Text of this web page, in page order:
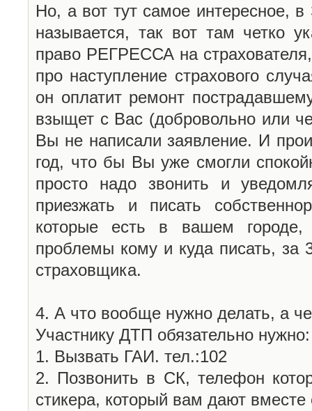
Но, а вот тут самое интересное,
называется, так вот там четко
право РЕГРЕССА на
про наступление страхового
он оплатит ремонт
взыщет с Вас (добровольно или
Вы не написали заявление. И
год, что бы Вы уже смогли
просто надо звонить и
приезжать и писать
которые есть в вашем городе,
проблемы кому и куда писать, за
страховщика.
4. А что вообще нужно делать, а
Участнику ДТП обязательно нужно:
1. Вызвать ГАИ. тел.:102
2. Позвонить в СК, телефон
стикера, который вам дают